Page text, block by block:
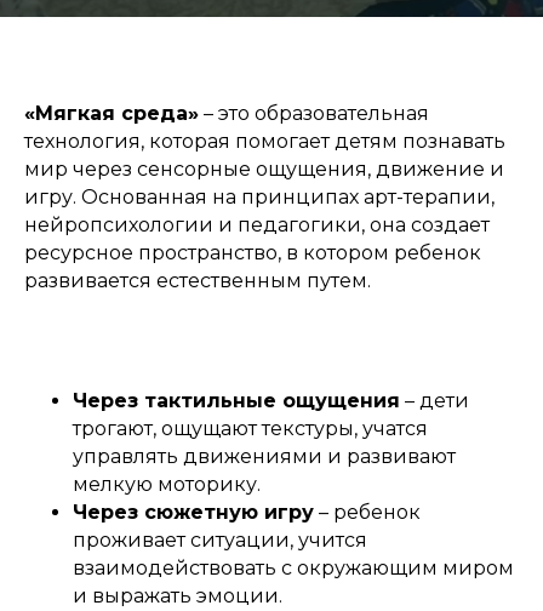
«Мягкая среда» – это образовательная
технология, которая помогает детям познавать
мир через сенсорные ощущения, движение и
игру. Основанная на принципах арт-терапии,
нейропсихологии и педагогики, она создает
ресурсное пространство, в котором ребенок
развивается естественным путем.
Через тактильные ощущения – дети
трогают, ощущают текстуры, учатся
управлять движениями и развивают
мелкую моторику.
Через сюжетную игру – ребенок
проживает ситуации, учится
взаимодействовать с окружающим миром
и выражать эмоции.